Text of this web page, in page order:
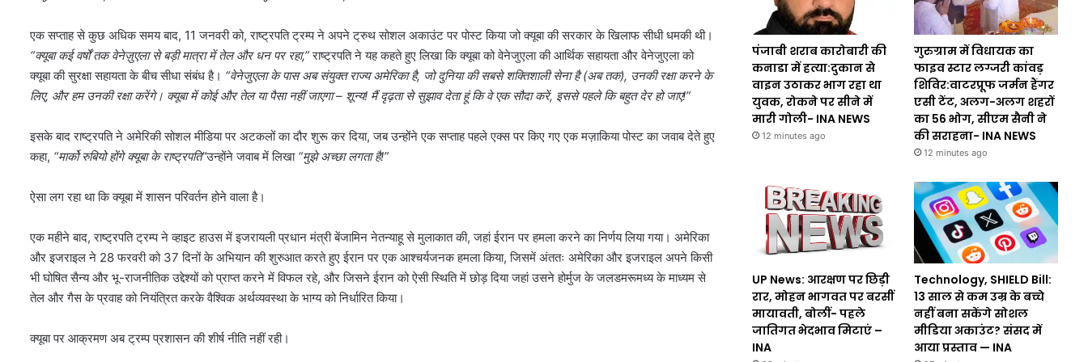
एक सप्ताह से कुछ अधिक समय बाद, 11 जनवरी को, राष्ट्रपति ट्रम्प ने अपने ट्रुथ सोशल अकाउंट पर पोस्ट किया जो क्यूबा की सरकार के खिलाफ सीधी धमकी थी।
“क्यूबा कई वर्षों तक वेनेज़ुएला से बड़ी मात्रा में तेल और धन पर रहा,”राष्ट्रपति ने यह कहते हुए लिखा कि क्यूबा को वेनेजुएला की आर्थिक सहायता और वेनेजुएला को
क्यूबा की सुरक्षा सहायता के बीच सीधा संबंध है। “वेनेजुएला के पास अब संयुक्त राज्य अमेरिका है, जो दुनिया की सबसे शक्तिशाली सेना है (अब तक), उनकी रक्षा करने के
लिए, और हम उनकी रक्षा करेंगे। क्यूबा में कोई और तेल या पैसा नहीं जाएगा – शून्य! मैं दृढ़ता से सुझाव देता हूं कि वे एक सौदा करें, इससे पहले कि बहुत देर हो जाए!”
इसके बाद राष्ट्रपति ने अमेरिकी सोशल मीडिया पर अटकलों का दौर शुरू कर दिया, जब उन्होंने एक सप्ताह पहले एक्स पर किए गए एक मज़ाकिया पोस्ट का जवाब देते हुए
कहा, “मार्को रुबियो होंगे क्यूबा के राष्ट्रपति”उन्होंने जवाब में लिखा “मुझे अच्छा लगता है!”
ऐसा लग रहा था कि क्यूबा में शासन परिवर्तन होने वाला है।
एक महीने बाद, राष्ट्रपति ट्रम्प ने व्हाइट हाउस में इजरायली प्रधान मंत्री बेंजामिन नेतन्याहू से मुलाकात की, जहां ईरान पर हमला करने का निर्णय लिया गया। अमेरिका
और इजराइल ने 28 फरवरी को 37 दिनों के अभियान की शुरुआत करते हुए ईरान पर एक आश्चर्यजनक हमला किया, जिसमें अंततः अमेरिका और इजराइल अपने किसी
भी घोषित सैन्य और भू-राजनीतिक उद्देश्यों को प्राप्त करने में विफल रहे, और जिसने ईरान को ऐसी स्थिति में छोड़ दिया जहां उसने होर्मुज के जलडमरूमध्य के माध्यम से
तेल और गैस के प्रवाह को नियंत्रित करके वैश्विक अर्थव्यवस्था के भाग्य को निर्धारित किया।
क्यूबा पर आक्रमण अब ट्रम्प प्रशासन की शीर्ष नीति नहीं रही।
पंजाबी शराब कारोबारी की
कनाडा में हत्या:दुकान से
वाइन उठाकर भाग रहा था
युवक, रोकने पर सीने में
मारी गोली- INA NEWS
12 minutes ago
गुरुग्राम में विधायक का
फाइव स्टार लग्जरी कांवड़
शिविर:वाटरप्रूफ जर्मन हैंगर
एसी टेंट, अलग-अलग शहरों
का 56 भोग, सीएम सैनी ने
की सराहना- INA NEWS
12 minutes ago
UP News: आरक्षण पर छिड़ी
रार, मोहन भागवत पर बरसीं
मायावती, बोलीं- पहले
जातिगत भेदभाव मिटाएं –
INA
Technology, SHIELD Bill:
13 साल से कम उम्र के बच्चे
नहीं बना सकेंगे सोशल
मीडिया अकाउंट? संसद में
आया प्रस्ताव — INA